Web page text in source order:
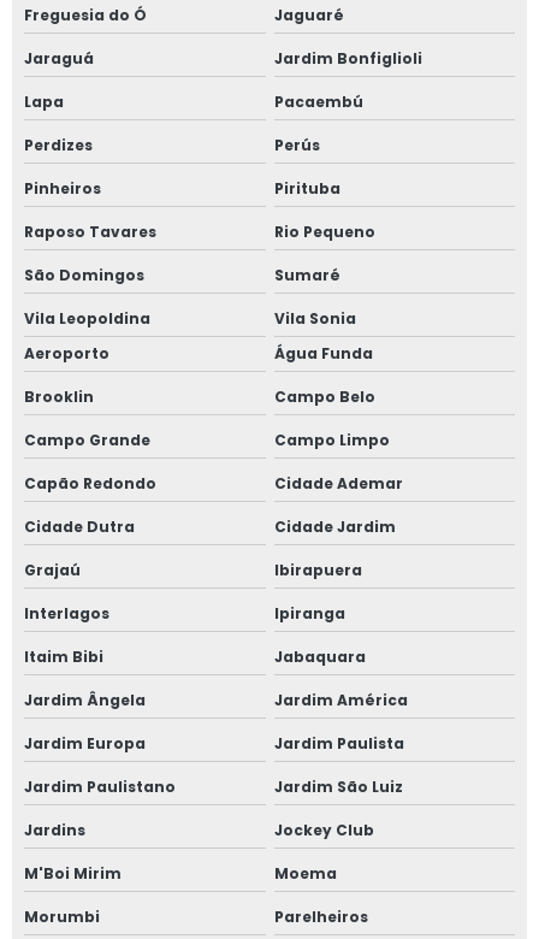
Fornecedor de janela sobreposta
Fornecedor de janela sobreposta de correr
Fornecedor de janela sobreposta de giro
Fornecedor de janela vidro multilaminado
Fornecedor de janela vidro triplo
Instalação de esquadrias de alumínio
Instalação de tela mosquiteira
Janela acústica anti ruído
Janela acústica são paulo
Janela acústica sobrepor
Janela acústica vidro duplo
Janela acústica vidro triplo
Janela alto padrão
Freguesia do Ó Jaguaré
Jaraguá Jardim Bonfiglioli
Lapa Pacaembú
Perdizes Perús
Pinheiros Pirituba
Raposo Tavares Rio Pequeno
São Domingos Sumaré
Vila Leopoldina
Vila Sonia
Aeroporto
Água Funda
Brooklin Campo Belo
Campo Grande Campo Limpo
Capão Redondo Cidade Ademar
Cidade Dutra Cidade Jardim
Grajaú Ibirapuera
Interlagos Ipiranga
Itaim Bibi Jabaquara
Jardim Ângela Jardim América
Jardim Europa Jardim Paulista
Jardim Paulistano Jardim São Luiz
Jardins Jockey Club
M'Boi Mirim Moema
Morumbi Parelheiros